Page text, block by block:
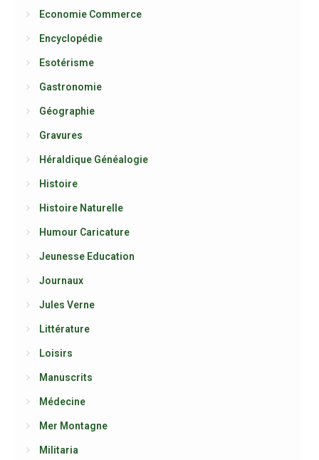
Economie Commerce
Encyclopédie
Esotérisme
Gastronomie
Géographie
Gravures
Héraldique Généalogie
Histoire
Histoire Naturelle
Humour Caricature
Jeunesse Education
Journaux
Jules Verne
Littérature
Loisirs
Manuscrits
Médecine
Mer Montagne
Militaria